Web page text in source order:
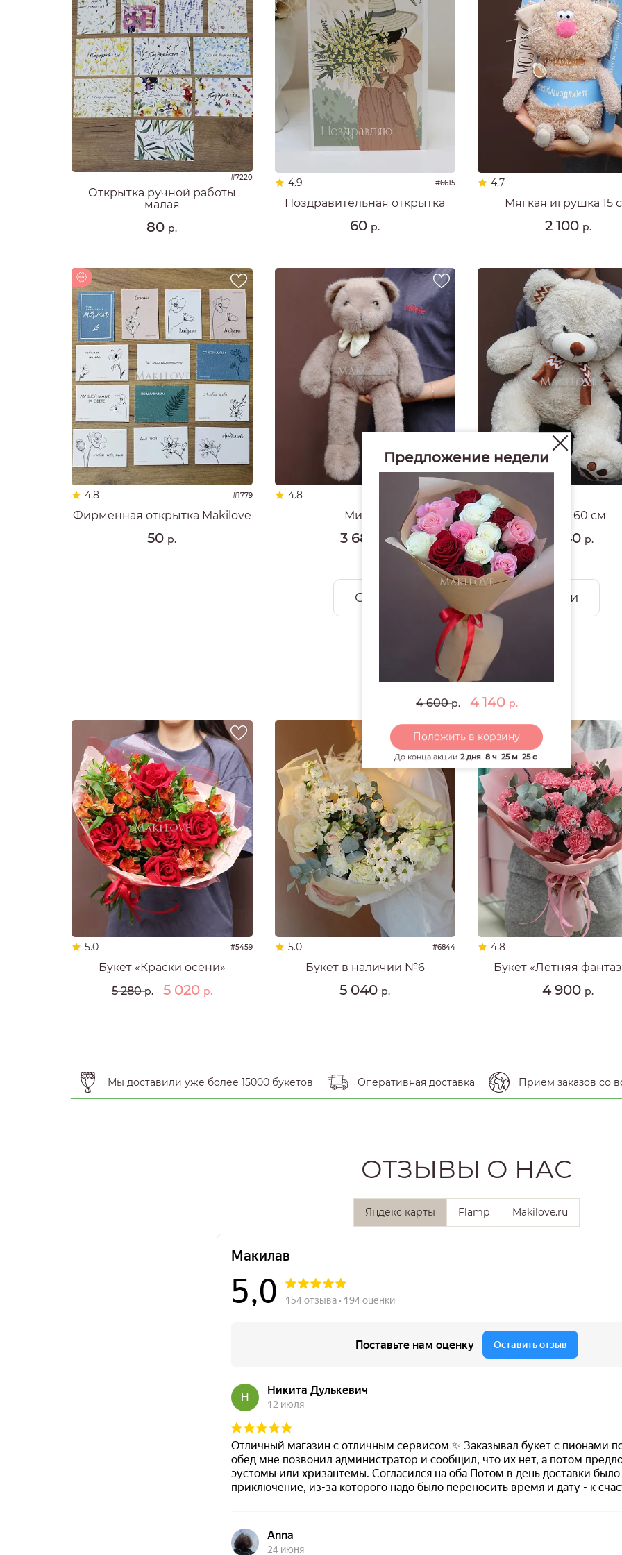
#7220
Открытка ручной работы
малая
80 р.
4.9 #6615
Поздравительная открытка
60 р.
4.7
Мягкая игрушка 15
2 100 р.
4.8 #1779
Фирменная открытка Makilove
50 р.
4.8 #1653
Мишка
3 680 р.
4.9
Мишка 60 см
4 940 р.
Смотреть все открытки и игрушки
РЕКОМЕНДУЕМ
5.0 #5459
Букет «Краски осени»
5 280р. 5 020 р.
5.0 #6844
Букет в наличии №6
5 040 р.
4.8
Букет «Летняя
4 900 р.
Мы доставили уже более 15000 букетов Оперативная доставка Прием заказов со
ОТЗЫВЫ О НАС
Яндекс карты Flamp Makilove.ru
Предложение недели
4 600р. 4 140 р.
Положить в корзину
До конца акции 2 дня 8 ч 25 м 24 с